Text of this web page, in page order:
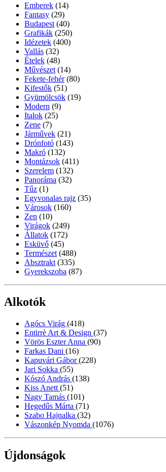
Emberek (14)
Fantasy (29)
Budapest (40)
Grafikák (250)
Idézetek (400)
Vallás (32)
Ételek (48)
Művészet (14)
Fekete-fehér (80)
Kifestők (51)
Gyümölcsök (19)
Modern (9)
Italok (25)
Zene (7)
Járművek (21)
Drónfotó (143)
Makró (132)
Montázsok (411)
Szerelem (132)
Panoráma (32)
Tűz (1)
Egyvonalas rajz (35)
Városok (160)
Zen (10)
Virágok (249)
Állatok (172)
Esküvő (45)
Természet (488)
Absztrakt (335)
Gyerekszoba (87)
Alkotók
Agócs Virág (418)
Entirrè Art & Design (37)
Vörös Eszter Anna (90)
Farkas Dani (16)
Kapuvári Gábor(228)
Jari Sokka (55)
Kószó András (138)
Kiss Anett (51)
Nagy Tamás (101)
Hegedűs Márta (71)
Szabo Hajnalka (32)
Vászonkép Nyomda (1076)
Újdonságok